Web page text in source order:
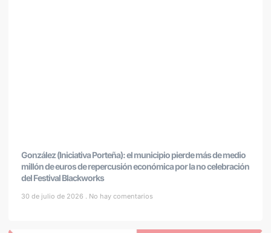
González (Iniciativa Porteña): el municipio pierde más de medio
millón de euros de repercusión económica por la no celebración
del Festival Blackworks
30 de julio de 2026 No hay comentarios